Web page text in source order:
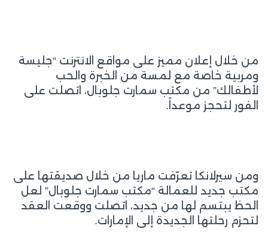
من خلال إعلان مميز على مواقع الانترنت “جليسة
ومربية خاصة مع لمسة من الخبرة والحب
لأطفالك” من مكتب سمارت جلوبال، اتصلت على
الفور لتحجز موعداً.
ومن سيرلانكا تعرّفت ماريا من خلال صديقتها على
مكتب جديد للعمالة “مكتب سمارت جلوبال” لعل
الحظ يبتسم لها من جديد، اتصلت ووقعت العقد
لتحزم رحلتها الجديدة إلى الإمارات.